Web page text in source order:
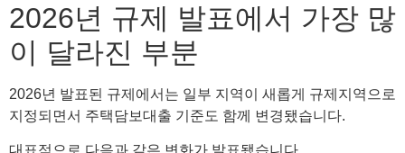
2026년 규제 발표에서 가장 많
이 달라진 부분
2026년 발표된 규제에서는 일부 지역이 새롭게 규제지역으로
지정되면서 주택담보대출 기준도 함께 변경됐습니다.